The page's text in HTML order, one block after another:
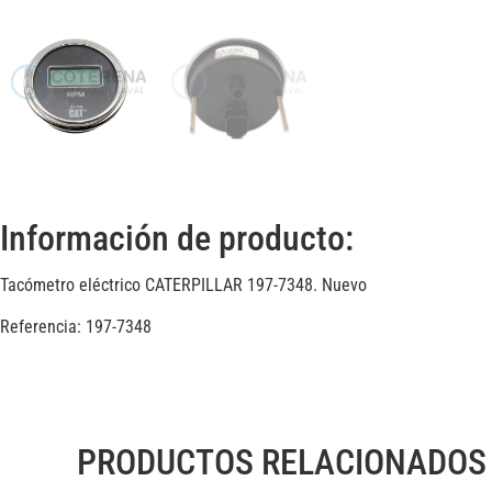
Información de producto:
Tacómetro eléctrico CATERPILLAR 197-7348. Nuevo
Referencia: 197-7348
PRODUCTOS RELACIONADOS